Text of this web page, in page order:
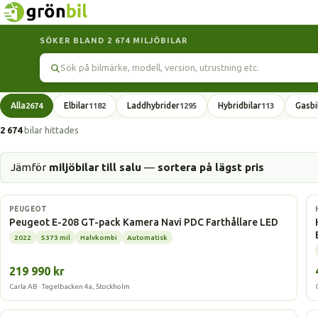
SÖKER BLAND 2 674 MILJÖBILAR
Alla2674 Elbilar1182 Laddhybrider1295 Hybridbilar113
2 674bilar hittades
Jämför miljöbilar till salu — sortera på lägst pris
Elbil
PEUGEOT
Peugeot E-208 GT-pack Kamera Navi PDC Farthållare LED
2022 5373 mil Halvkombi Automatisk
219 990 kr
Carla AB · Tegelbacken 4a, Stockholm